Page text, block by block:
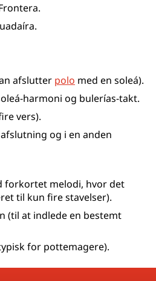
afslutter polo med en soleá).
harmoni og bulerías-takt.
vers).
og i en anden
forkortet melodi, hvor det
til kun fire stavelser).
(til at indlede en bestemt
for pottemagere).